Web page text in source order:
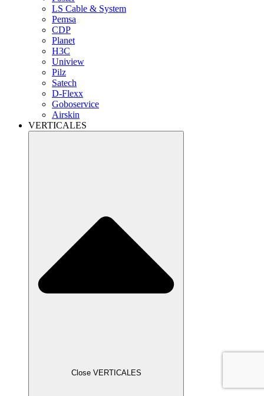
LS Cable & System
Pemsa
CDP
Planet
H3C
Uniview
Pilz
Satech
D-Flexx
Goboservice
Airskin
VERTICALES
Close VERTICALES